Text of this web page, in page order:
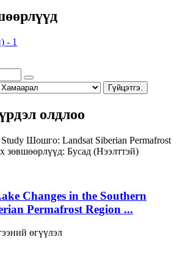
- 1
Гүйцэтгэ.
олдлоо
Шошго: Landsat Siberian Permafrost
зөвшөөрлүүд: Бусад (Нээлттэй)
Changes in the Southern
Permafrost Region ...
өгүүлэл